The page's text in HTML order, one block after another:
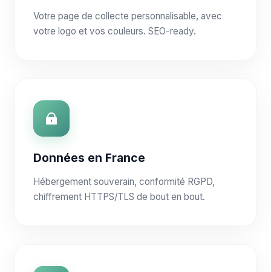
Votre page de collecte personnalisable, avec
votre logo et vos couleurs. SEO-ready.
Données en France
Hébergement souverain, conformité RGPD,
chiffrement HTTPS/TLS de bout en bout.